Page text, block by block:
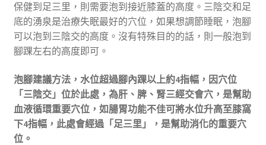
保健到足三里，則需要泡到接近膝蓋的高度。三陰交和足
底的湧泉是治療失眠最好的穴位，如果想調節睡眠，泡腳
可以泡到三陰交的高度。沒有特殊目的的話，則一般泡到
腳踝左右的高度即可。
泡腳建議方法，水位超過腳內踝以上約4指幅，因穴位
「三陰交」位於此處，為肝、脾、腎三經交會穴，是幫助
血液循環重要穴位，如腸胃功能不佳可將水位升高至膝窩
下4指幅，此處會經過「足三里」，是幫助消化的重要穴
位。